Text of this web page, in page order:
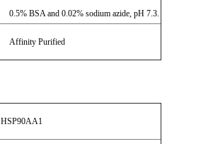
0.5% BSA and 0.02% sodium azide, pH 7.3.
Affinity Purified
HSP90AA1